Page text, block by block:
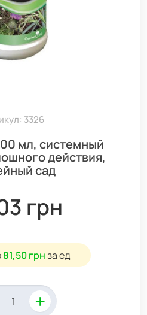
3326
мл, системный
действия,
сад
грн
81,50 грнза ед
+